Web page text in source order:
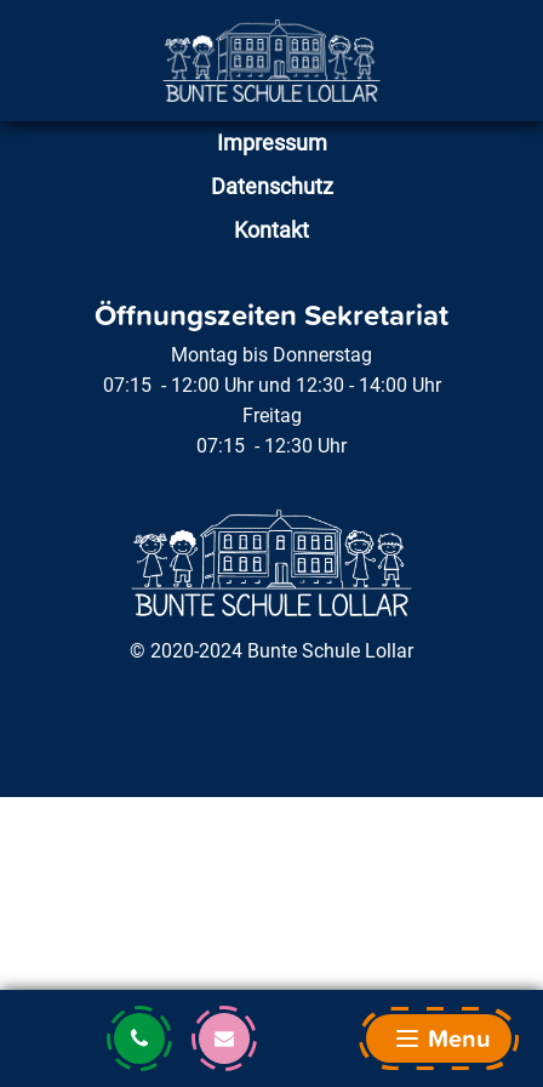
Menu
© 2020-2024 Bunte Schule Lollar
Öffnungszeiten Sekretariat
Montag bis Donnerstag
07:15 - 12:00 Uhr und 12:30 - 14:00 Uhr
Freitag
07:15 - 12:30 Uhr
Impressum
Datenschutz
Kontakt